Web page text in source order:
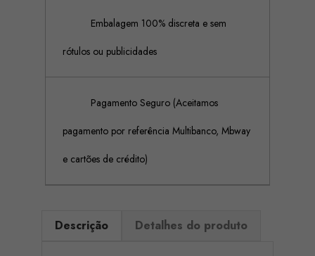
Embalagem 100% discreta e sem
rótulos ou publicidades
Pagamento Seguro (Aceitamos
pagamento por referência Multibanco, Mbway
e cartões de crédito)
Descrição Detalhes do produto